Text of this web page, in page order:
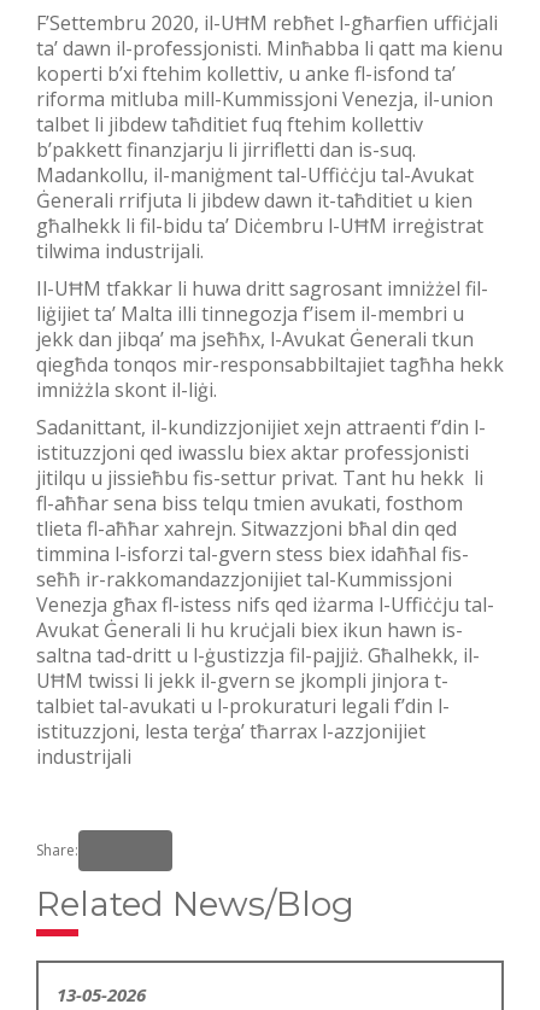
F’Settembru 2020, il-UĦM rebħet l-għarfien uffiċjali
ta’ dawn il-professjonisti. Minħabba li qatt ma kienu
koperti b’xi ftehim kollettiv, u anke fl-isfond ta’
riforma mitluba mill-Kummissjoni Venezja, il-union
talbet li jibdew taħditiet fuq ftehim kollettiv
b’pakkett finanzjarju li jirrifletti dan is-suq.
Madankollu, il-maniġment tal-Uffiċċju tal-Avukat
Ġenerali rrifjuta li jibdew dawn it-taħditiet u kien
għalhekk li fil-bidu ta’ Diċembru l-UĦM irreġistrat
tilwima industrijali.
Il-UĦM tfakkar li huwa dritt sagrosant imniżżel fil-
liġijiet ta’ Malta illi tinnegozja f’isem il-membri u
jekk dan jibqa’ ma jseħħx, l-Avukat Ġenerali tkun
qiegħda tonqos mir-responsabbiltajiet tagħha hekk
imniżżla skont il-liġi.
Sadanittant, il-kundizzjonijiet xejn attraenti f’din l-
istituzzjoni qed iwasslu biex aktar professjonisti
jitilqu u jissieħbu fis-settur privat. Tant hu hekk li
fl-aħħar sena biss telqu tmien avukati, fosthom
tlieta fl-aħħar xahrejn. Sitwazzjoni bħal din qed
timmina l-isforzi tal-gvern stess biex idaħħal fis-
seħħ ir-rakkomandazzjonijiet tal-Kummissjoni
Venezja għax fl-istess nifs qed iżarma l-Uffiċċju tal-
Avukat Ġenerali li hu kruċjali biex ikun hawn is-
saltna tad-dritt u l-ġustizzja fil-pajjiż. Għalhekk, il-
UĦM twissi li jekk il-gvern se jkompli jinjora t-
talbiet tal-avukati u l-prokuraturi legali f’din l-
istituzzjoni, lesta terġa’ tħarrax l-azzjonijiet
industrijali
Share:
Related News/Blog
13-05-2026